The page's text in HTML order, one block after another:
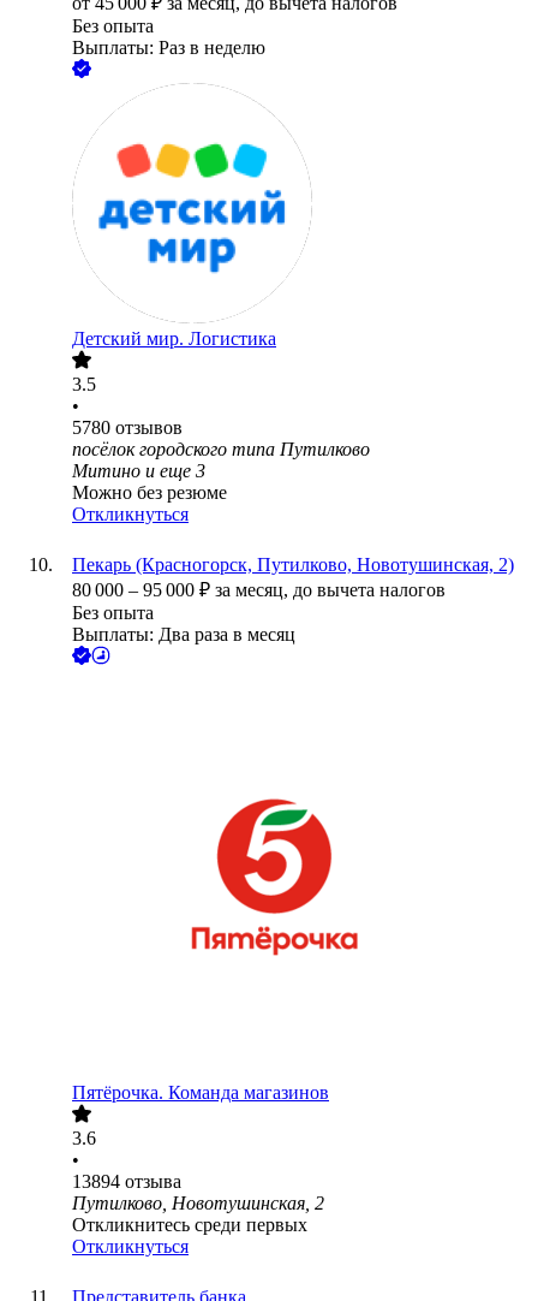
Без опыта
Выплаты: Раз в неделю
Детский мир. Логистика
3.5
•
5780 отзывов
посёлок городского типа Путилково
Митино и еще 3
Можно без резюме
Откликнуться
Пекарь (Красногорск, Путилково, Новотушинская, 2)
80 000 – 95 000 ₽ за месяц, до вычета налогов
Без опыта
Выплаты: Два раза в месяц
Пятёрочка. Команда магазинов
3.6
•
13894 отзыва
Путилково, Новотушинская, 2
Откликнитесь среди первых
Откликнуться